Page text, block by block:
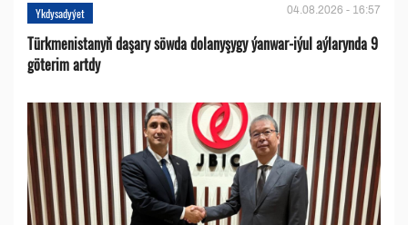
Ykdysadyýet 04.08.2026 - 16:57
Türkmenistanyň daşary söwda dolanyşygy ýanwar-iýul aýlarynda 9
göterim artdy